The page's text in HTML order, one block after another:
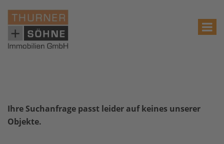
Ihre Suchanfrage passt leider auf keines unserer
Objekte.